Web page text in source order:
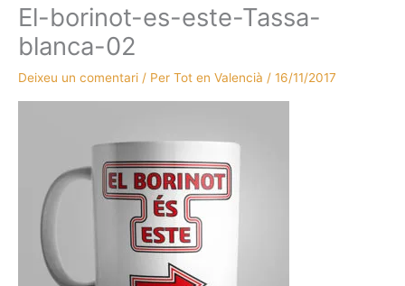
El-borinot-es-este-Tassa-
blanca-02
Deixeu un comentari / Per Tot en Valencià / 16/11/2017